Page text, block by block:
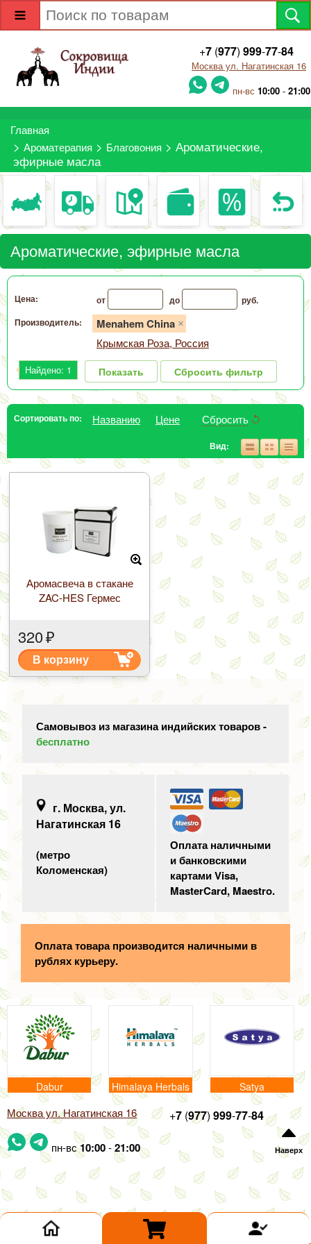
Наверх
+7(977) 999-77-84
Москва ул. Нагатинская 16
пн-вс 10:00 -21:00
Главная
> Ароматерапия > Благовония > Ароматические,
эфирные масла
Ароматические, эфирные масла
Цена: от до
руб.
Производитель:
Menahem China
Крымская Роза, Россия
Найдено: 1 Показать Сбросить фильтр
Сортировать по: Названию Цене Сбросить
Вид:
Аромасвеча в стакане
ZAC-HES Гермес
320₽
В корзину
Самовывоз из магазина индийских товаров -
бесплатно
г. Москва, ул.
Нагатинская 16
(метро
Коломенская)
Оплата наличными
и банковскими
картами Visa,
MasterCard, Maestro.
Оплата товара производится наличными в
рублях курьеру.
Dabur Himalaya Herbals Satya
+7 (977) 999-77-84
Москва ул. Нагатинская 16
пн-вс10:00-21:00